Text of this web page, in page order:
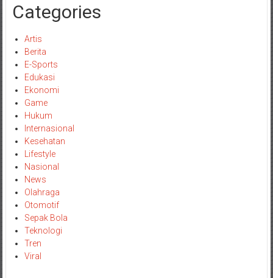
Categories
Artis
Berita
E-Sports
Edukasi
Ekonomi
Game
Hukum
Internasional
Kesehatan
Lifestyle
Nasional
News
Olahraga
Otomotif
Sepak Bola
Teknologi
Tren
Viral